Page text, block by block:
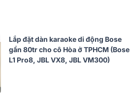
Lắp đặt dàn karaoke di động Bose
gần 80tr cho cô Hòa ở TPHCM (Bose
L1 Pro8, JBL VX8, JBL VM300)